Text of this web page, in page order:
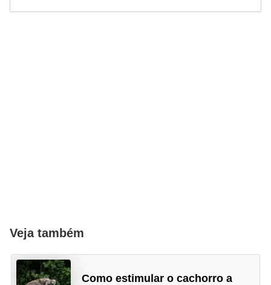
Veja também
Como estimular o cachorro a